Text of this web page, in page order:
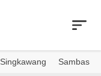
Singkawang Sambas